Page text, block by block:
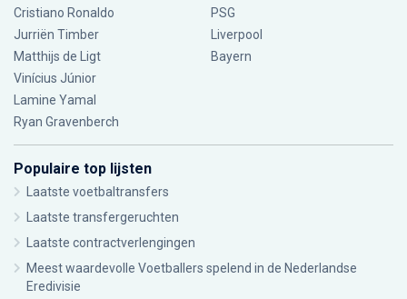
Cristiano Ronaldo
Jurriën Timber
Matthijs de Ligt
Vinícius Júnior
Lamine Yamal
Ryan Gravenberch
PSG
Liverpool
Bayern
Populaire top lijsten
Laatste voetbaltransfers
Laatste transfergeruchten
Laatste contractverlengingen
Meest waardevolle Voetballers spelend in de Nederlandse
Eredivisie